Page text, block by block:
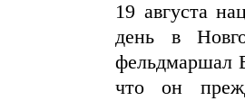
19 августа
день в
фельдмаршал
что он